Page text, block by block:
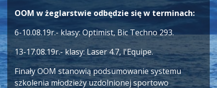
OOM w żeglarstwie odbędzie się w terminach:
6-10.08.19r.- klasy: Optimist, Bic Techno 293.
13-17.08.19r.- klasy: Laser 4.7, l'Equipe.
Finały OOM stanowią podsumowanie systemu
szkolenia młodzieży uzdolnionej sportowo